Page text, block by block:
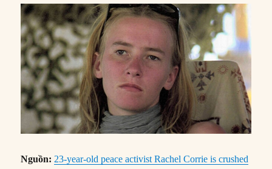
Nguồn: 23-year-old peace activist Rachel Corrie is crushed